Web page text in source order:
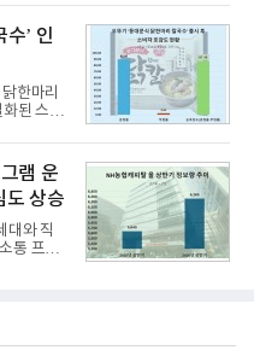
델로, ▲정
자인 ▲
글로벌
높인 주
을 통해
.아반떼
트레인
’ 인
한마리
화된 스토
뛰어넘는
보인 지
성과를
한마리
을 완성
마늘의
서도 쫄
램 운
도 상승
대와 직
통 프로
동 주관